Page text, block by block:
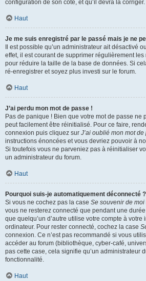
configuration de son côté, et qu’il devra la corriger.
Haut
Je me suis enregistré par le passé mais je ne
Il est possible qu’un administrateur ait désactivé
effet, il est courant de supprimer régulièrement
pour réduire la taille de la base de données. Si
ré-enregistrer et soyez plus investi sur le forum.
Haut
J’ai perdu mon mot de passe !
Pas de panique ! Bien que votre mot de passe ne
peut facilement être réinitialisé. Pour ce faire,
connexion puis cliquez sur J’ai oublié mon mot de
instructions énoncées et vous devriez pouvoir à
Si toutefois vous ne parveniez pas à réinitialiser
un administrateur du forum.
Haut
Pourquoi suis-je automatiquement déconnecté ?
Si vous ne cochez pas la case Se souvenir de moi
vous ne resterez connecté que pendant une
que quelqu’un d’autre utilise votre compte à votre
ordinateur. Pour rester connecté, cochez la case
connexion. Ce n’est pas recommandé si vous
accéder au forum (bibliothèque, cyber-café,
pas cette case, cela signifie qu’un administrateur
fonctionnalité.
Haut